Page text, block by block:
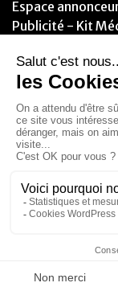
Espace
Publicité - Kit
PARTENAIRES
© 2025 - Blitzzz